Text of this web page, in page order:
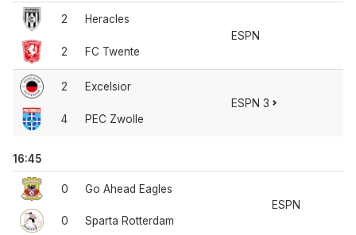
2
2
Heracles
FC Twente
ESPN
2
4
Excelsior
PEC Zwolle
ESPN 3
16:45
0
0
Go Ahead Eagles
Sparta Rotterdam
ESPN